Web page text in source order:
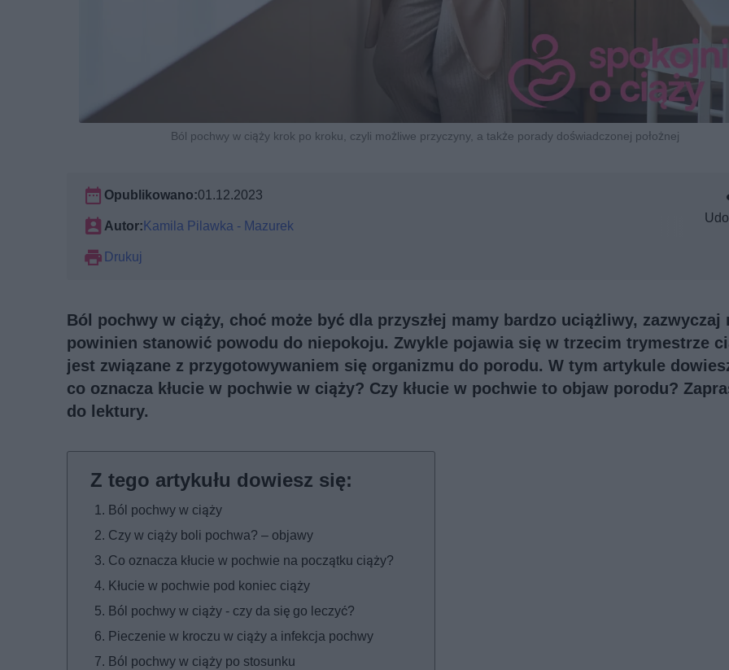
Ból pochwy w ciąży krok po kroku, czyli możliwe przyczyny, a także porady doświadczonej położnej
Opublikowano:01.12.2023
Autor:Kamila Pilawka - Mazurek
Drukuj
Ból pochwy w ciąży, choć może być dla przyszłej mamy bardzo uciążliwy, zazwyczaj
powinien stanowić powodu do niepokoju. Zwykle pojawia się w trzecim trymestrze
jest związane z przygotowywaniem się organizmu do porodu. W tym artykule
co oznacza kłucie w pochwie w ciąży? Czy kłucie w pochwie to objaw porodu?
do lektury.
Ból pochwy w ciąży
Czy w ciąży boli pochwa? – objawy
Co oznacza kłucie w pochwie na początku ciąży?
Kłucie w pochwie pod koniec ciąży
Ból pochwy w ciąży - czy da się go leczyć?
Pieczenie w kroczu w ciąży a infekcja pochwy
Ból pochwy w ciąży po stosunku